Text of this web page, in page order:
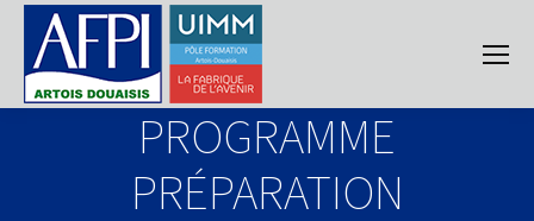
PROGRAMME
PRÉPARATION